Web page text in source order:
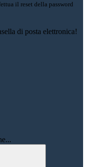
il reset della password
di posta elettronica!